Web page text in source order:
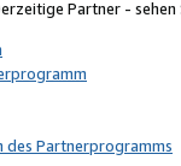
Partner - sehen
des Partnerprogramms